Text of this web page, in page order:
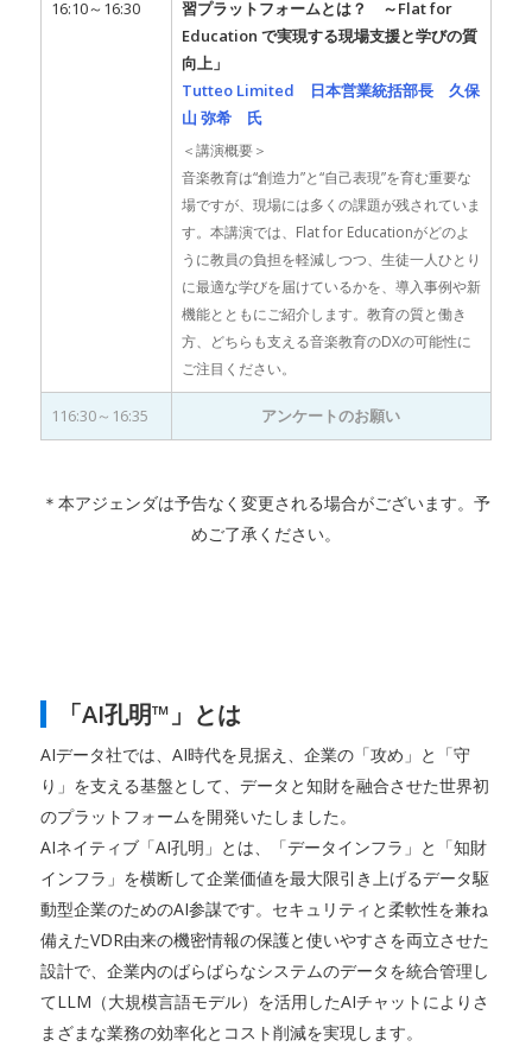
16:10～16:30
習プラットフォームとは？ ～Flat for
Education で実現する現場支援と学びの質
向上」
Tutteo Limited 日本営業統括部長 久保
山 弥希 氏
＜講演概要＞
音楽教育は“創造力”と“自己表現”を育む重要な
場ですが、現場には多くの課題が残されていま
す。本講演では、Flat for Educationがどのよ
うに教員の負担を軽減しつつ、生徒一人ひとり
に最適な学びを届けているかを、導入事例や新
機能とともにご紹介します。教育の質と働き
方、どちらも支える音楽教育のDXの可能性に
ご注目ください。
116:30～16:35 アンケートのお願い
＊本アジェンダは予告なく変更される場合がございます。予
めご了承ください。
「AI孔明™」とは
AIデータ社では、AI時代を見据え、企業の「攻め」と「守
り」を支える基盤として、データと知財を融合させた世界初
のプラットフォームを開発いたしました。
AIネイティブ「AI孔明」とは、「データインフラ」と「知財
インフラ」を横断して企業価値を最大限引き上げるデータ駆
動型企業のためのAI参謀です。セキュリティと柔軟性を兼ね
備えたVDR由来の機密情報の保護と使いやすさを両立させた
設計で、企業内のばらばらなシステムのデータを統合管理し
てLLM（大規模言語モデル）を活用したAIチャットによりさ
まざまな業務の効率化とコスト削減を実現します。